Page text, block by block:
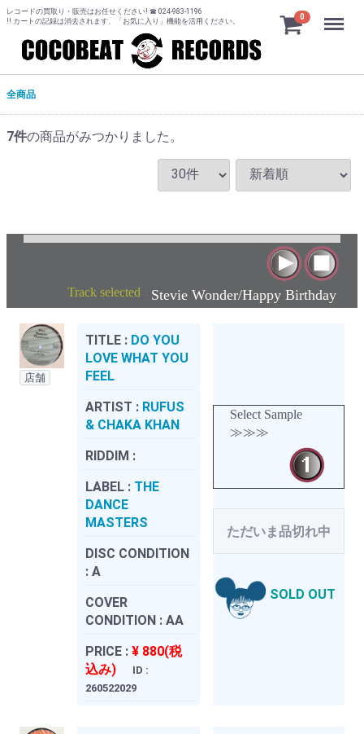
レコードの買取り・販売はお任せください! ☎ 024-983-1196
!! カートの記録は消去されます、「お気に入り」機能を活用ください。
0 Menu
全商品
7件の商品がみつかりました。
Track selected : Stevie Wonder/Happy Birthday
店舗
TITLE : DO YOU
LOVE WHAT YOU
FEEL
ARTIST : RUFUS
& CHAKA KHAN
RIDDIM :
LABEL : THE
DANCE
MASTERS
DISC CONDITION
: A
COVER
CONDITION : AA
PRICE : ¥ 880(税
込み)
ID :
260522029
Select Sample
≫≫≫
ただいま品切れ中
SOLD OUT